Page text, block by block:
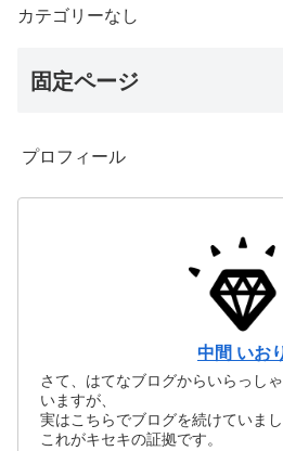
カテゴリーなし
固定ページ
プロフィール
中間 いお
さて、はてなブログからいらっし
いますが、
実はこちらでブログを続けていまし
これがキセキの証拠です。